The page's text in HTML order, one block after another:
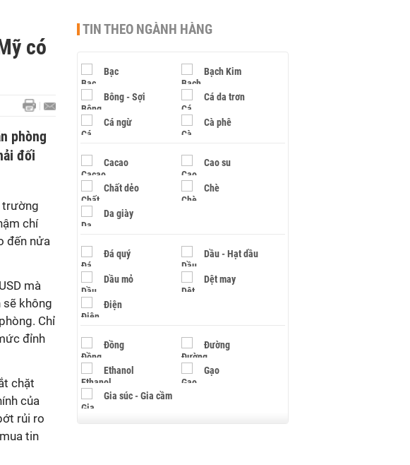
có
phòng
đối
trường
chí
đến nửa
mà
không
Chỉ
đỉnh
chặt
của
rủi ro
tin
TIN THEO NGÀNH HÀNG
Bạc Bạch Kim
Bông - Sợi Cá da trơn
Cá ngừ Cà phê
Cacao Cao su
Chất dẻo Chè
Da giày
Đá quý Dầu - Hạt dầu
Dầu mỏ Dệt may
Điện
Đồng Đường
Ethanol Gạo
Gia súc - Gia cầm